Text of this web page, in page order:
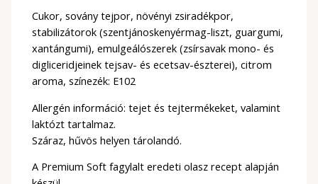
Cukor, sovány tejpor, növényi zsiradékpor,
stabilizátorok (szentjánoskenyérmag-liszt, guargumi,
xantángumi), emulgeálószerek (zsírsavak mono- és
digliceridjeinek tejsav- és ecetsav-észterei), citrom
aroma, színezék: E102
Allergén információ: tejet és tejtermékeket, valamint
laktózt tartalmaz.
Száraz, hűvös helyen tárolandó.
A Premium Soft fagylalt eredeti olasz recept alapján